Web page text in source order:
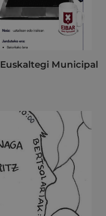
Municipal